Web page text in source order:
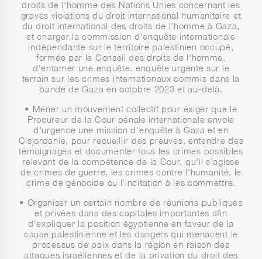
droits de l'homme des Nations Unies concernant les
graves violations du droit international humanitaire et
du droit international des droits de l'homme à Gaza,
et charger la commission d'enquête internationale
indépendante sur le territoire palestinien occupé,
formée par le Conseil des droits de l'homme,
d'entamer une enquête. enquête urgente sur le
terrain sur les crimes internationaux commis dans la
bande de Gaza en octobre 2023 et au-delà.
• Mener un mouvement collectif pour exiger que le
Procureur de la Cour pénale internationale envoie
d'urgence une mission d'enquête à Gaza et en
Cisjordanie, pour recueillir des preuves, entendre des
témoignages et documenter tous les crimes possibles
relevant de la compétence de la Cour, qu'il s'agisse
de crimes de guerre, les crimes contre l'humanité, le
crime de génocide ou l'incitation à les commettre.
• Organiser un certain nombre de réunions publiques
et privées dans des capitales importantes afin
d'expliquer la position égyptienne en faveur de la
cause palestinienne et les dangers qui menacent le
processus de paix dans la région en raison des
attaques israéliennes et de la privation du droit des